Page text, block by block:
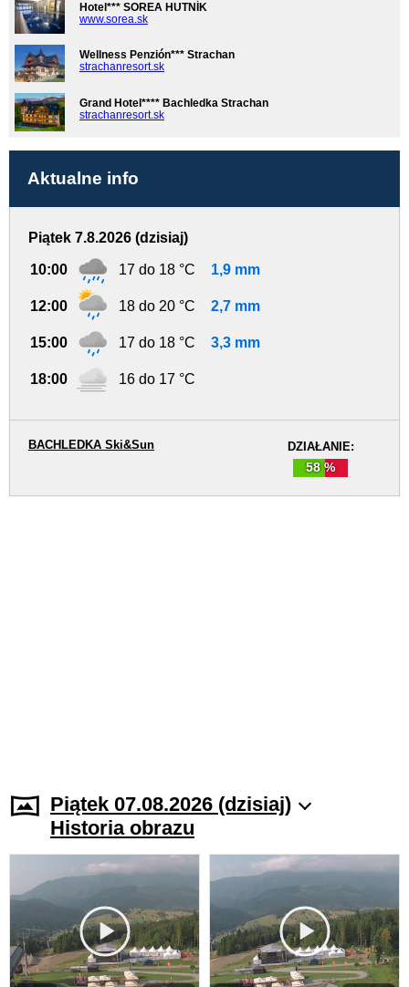
Hotel*** SOREA HUTNÍK
www.sorea.sk
Wellness Penzión*** Strachan
strachanresort.sk
Grand Hotel**** Bachledka Strachan
strachanresort.sk
Aktualne info
Piątek 7.8.2026 (dzisiaj)
10:00 17 do 18 °C 1,9 mm
12:00 18 do 20 °C 2,7 mm
15:00 17 do 18 °C 3,3 mm
18:00 16 do 17 °C
DZIAŁANIE:
58 %
BACHLEDKA Ski&Sun
Piątek 07.08.2026 (dzisiaj)
Historia obrazu